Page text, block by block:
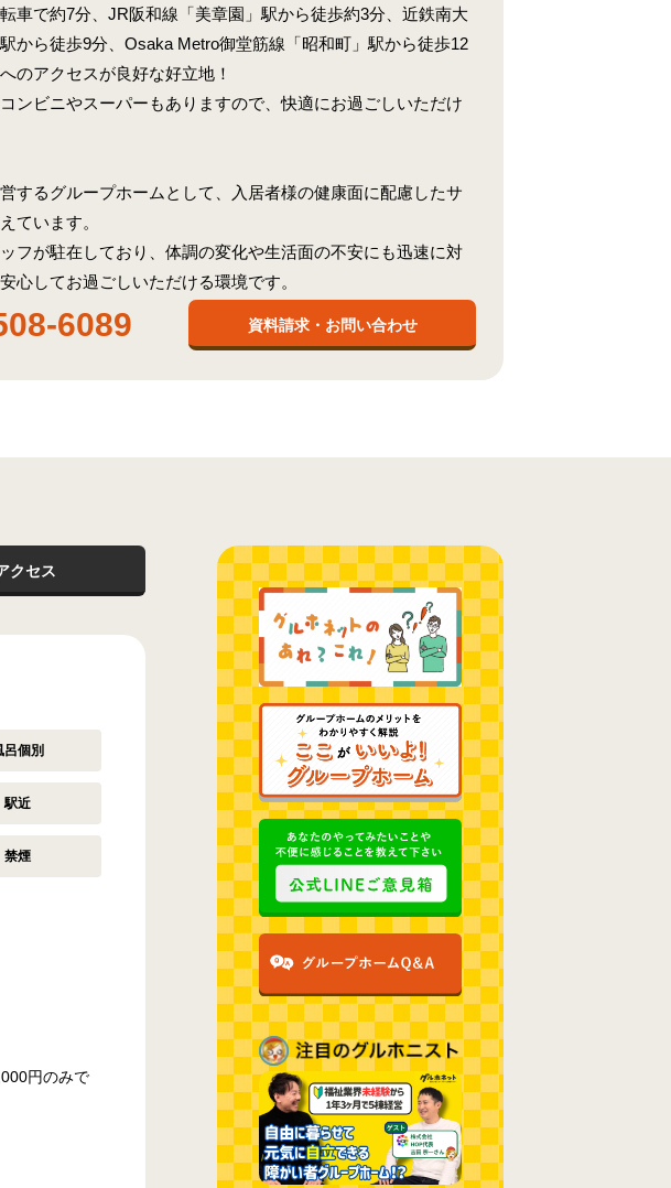
車で約7分、JR阪和線「美章園」駅から徒歩約3分、近鉄南大
から徒歩9分、Osaka Metro御堂筋線「昭和町」駅から徒歩12
のアクセスが良好な好立地！
ンビニやスーパーもありますので、快適にお過ごしいただけ
するグループホームとして、入居者様の健康面に配慮したサ
ています。
フが駐在しており、体調の変化や生活面の不安にも迅速に対
心してお過ごしいただける環境です。
6089 資料請求・お問い合わせ
クセス
呂個別
駅近
禁煙
円のみで